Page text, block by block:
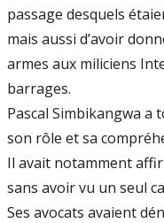
passage desquels
mais aussi d’avoir
armes aux miliciens
barrages.
Pascal Simbikangwa
son rôle et sa
Il avait notamment
sans avoir vu un seul
Ses avocats avaient